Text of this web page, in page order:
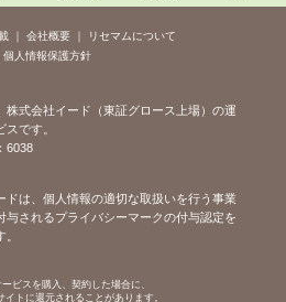
会社概要
リセマムについて
個人情報保護方針
株式会社イード（東証グロース上場）の運
です。
6038
ドは、個人情報の適切な取扱いを行う事業
与されるプライバシーマークの付与認定を
ビスを購入、契約した場合に、
イトに還元されることがあります。